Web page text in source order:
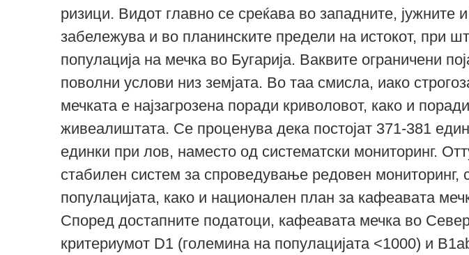
ризици. Видот главно се среќава во западните, јужните
забележува и во планинските предели на истокот, при
популација на мечка во Бугарија. Ваквите ограничени
поволни услови низ земјата. Во таа смисла, иако
мечката е најзагрозена поради криволовот, како и
живеалиштата. Се проценува дека постојат 371-381
единки при лов, наместо од систематски мониторинг.
стабилен систем за спроведување редовен
популацијата, како и национален план за кафеавата
Според достапните податоци, кафеавата мечка во
критериумот D1 (големина на популацијата <1000) и